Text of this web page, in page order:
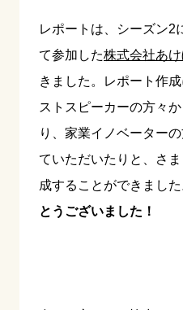
レポートは、シーズン2
て参加した株式会社あ
きました。レポート作
ストスピーカーの方々
り、家業イノベーター
ていただいたりと、さ
成することができました
とうございました！